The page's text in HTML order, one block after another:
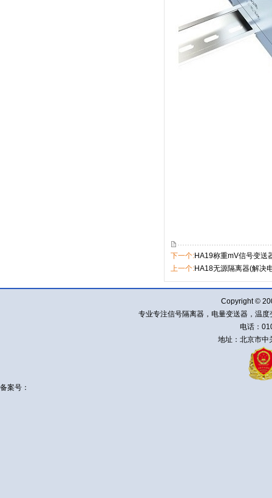
下一个:HA19称重mV信号变送
上一个:HA18无源隔离器(解决
Copyright ©
专业专注信号隔离器，电量变送器，温
电话：
地址：北京市中
备案号：